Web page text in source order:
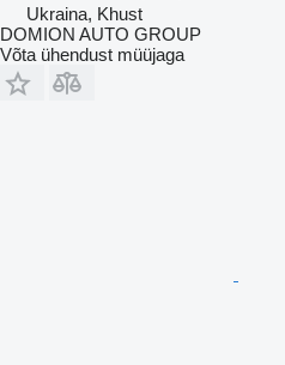
Ukraina, Khust
DOMION AUTO GROUP
Võta ühendust müüjaga